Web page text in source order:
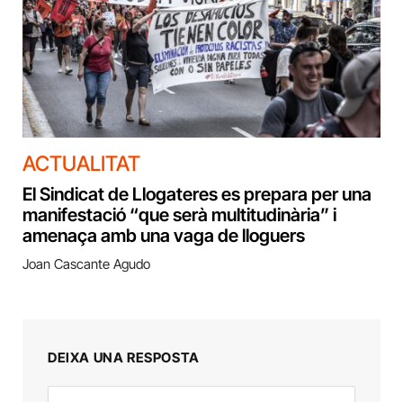
ACTUALITAT
El Sindicat de Llogateres es prepara per una
manifestació “que serà multitudinària” i
amenaça amb una vaga de lloguers
Joan Cascante Agudo
DEIXA UNA RESPOSTA